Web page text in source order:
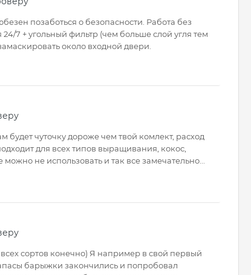
позаботься о безопасности. Работа без
7 + угольный фильтр (чем больше слой угля тем
около входной двери.
будет чуточку дороже чем твой комлект, расход
для всех типов выращивания, кокос,
не использовать и так все замечательно...
всех сортов конечно) Я например в свой первый
барыжки закончились и попробовал